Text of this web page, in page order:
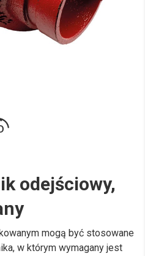
odejściowy,
mogą być stosowane
w którym wymagany jest